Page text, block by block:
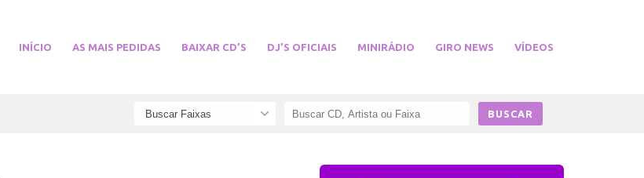
INÍCIO AS MAIS PEDIDAS BAIXAR CD’S DJ’S OFICIAIS MINIRÁDIO GIRO NEWS VÍDEOS